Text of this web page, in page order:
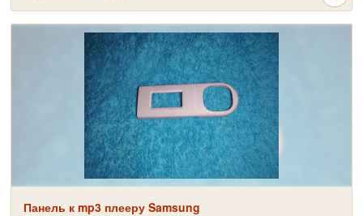
Панель к mp3 плееру Samsung